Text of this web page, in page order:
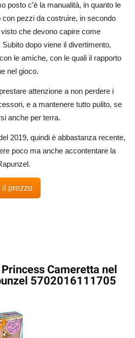
posto c’è la manualità, in quanto le
pezzi da costruire, in secondo
visto che devono capire come
dopo viene il divertimento,
le amiche, con le quali il rapporto
nel gioco.
attenzione a non perdere i
e a mantenere tutto pulito, se
anche per terra.
2019, quindi è abbastanza recente,
poco ma anche accontentare la
il prezzo
Cameretta nel
5702016111705